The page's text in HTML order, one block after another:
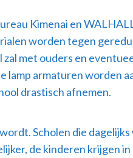
Kimenai en
worden tegen
met ouders en
lamp armaturen worden
drastisch afnemen.
Scholen die
de kinderen krijgen